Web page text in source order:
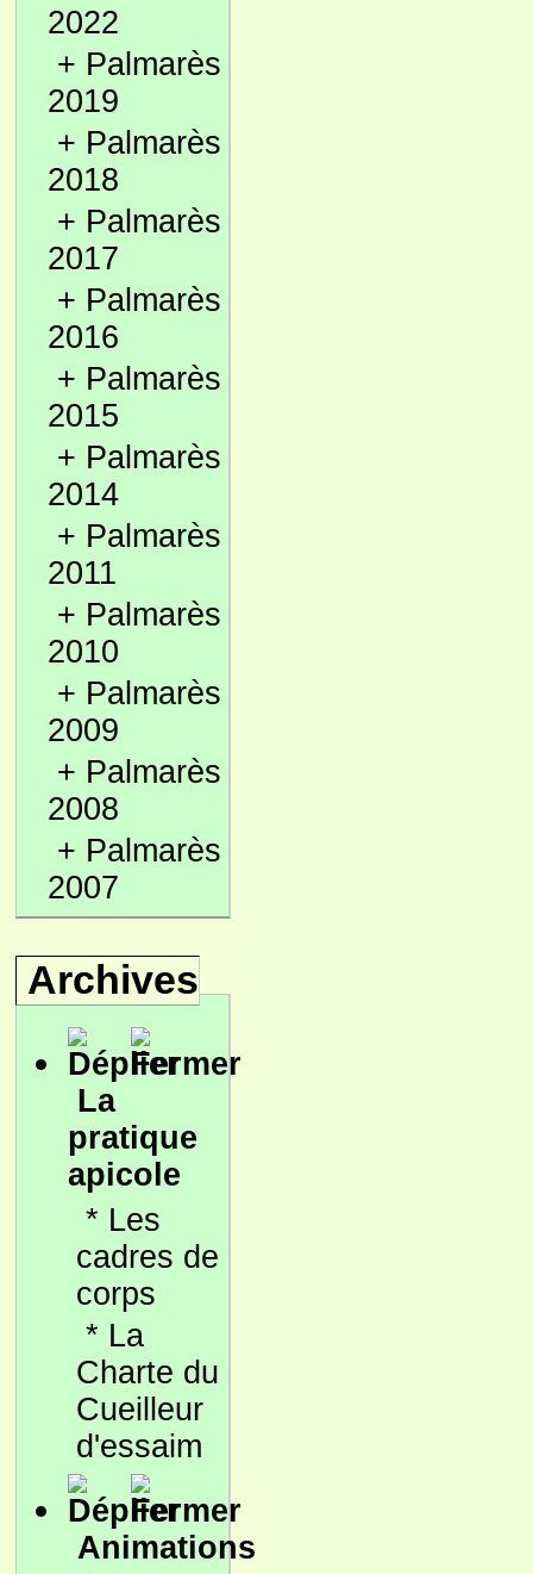
2022
+ Palmarès
2019
+ Palmarès
2018
+ Palmarès
2017
+ Palmarès
2016
+ Palmarès
2015
+ Palmarès
2014
+ Palmarès
2011
+ Palmarès
2010
+ Palmarès
2009
+ Palmarès
2008
+ Palmarès
2007
Archives
La
pratique
apicole
* Les
cadres de
corps
* La
Charte du
Cueilleur
d'essaim
Animations